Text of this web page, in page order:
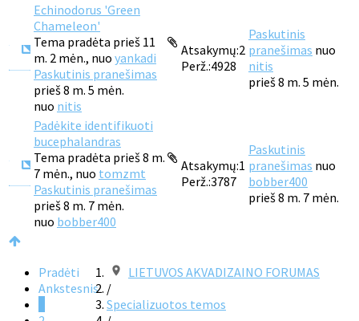
Echinodorus 'Green
Chameleon'
Tema pradėta prieš 11
m. 2 mėn., nuo yankadi
Paskutinis pranešimas
prieš 8 m. 5 mėn.
nuo nitis
Atsakymų:2
Perž.:4928
Paskutinis
pranešimas nuo
nitis
prieš 8 m. 5 mėn.
Padėkite identifikuoti
bucephalandras
Tema pradėta prieš 8 m.
7 mėn., nuo tomzmt
Paskutinis pranešimas
prieš 8 m. 7 mėn.
nuo bobber400
Atsakymų:1
Perž.:3787
Paskutinis
pranešimas nuo
bobber400
prieš 8 m. 7 mėn.
Pradėti
Ankstesnis
LIETUVOS AKVADIZAINO FORUMAS
/
Specializuotos temos